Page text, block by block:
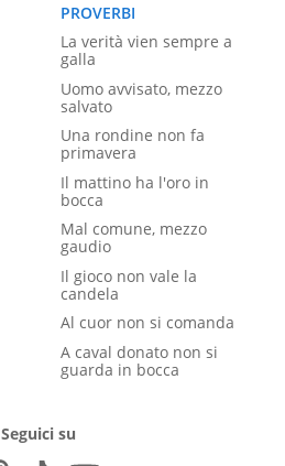
PROVERBI
La verità vien sempre a
galla
Uomo avvisato, mezzo
salvato
Una rondine non fa
primavera
Il mattino ha l'oro in
bocca
Mal comune, mezzo
gaudio
Il gioco non vale la
candela
Al cuor non si comanda
A caval donato non si
guarda in bocca
Seguici su